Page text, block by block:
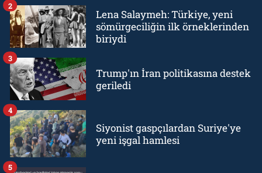
Lena Salaymeh: Türkiye, yeni
sömürgeciliğin ilk örneklerinden
biriydi
2
Trump'ın İran politikasına destek
geriledi
3
Siyonist gaspçılardan Suriye'ye
yeni işgal hamlesi
4
5